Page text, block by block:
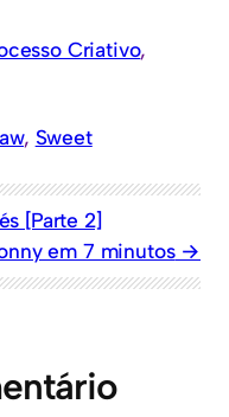
Criativo
, Sweet
[Parte 2]
em 7 minutos